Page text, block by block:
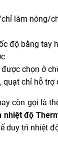
làm nóng/
độ bằng tay
chọn ở
quạt chỉ hỗ
còn gọi là
nhiệt độ
duy trì nhiệt